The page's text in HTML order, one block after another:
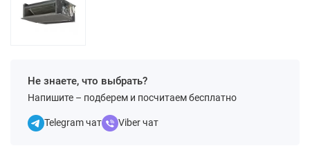
Не знаете, что выбрать?
Напишите – подберем и посчитаем бесплатно
Telegram чат Viber чат